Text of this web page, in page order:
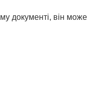
документі, він може